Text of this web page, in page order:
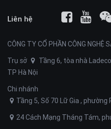
Liên hệ
CÔNG TY CỔ PHẦN CÔNG NGHỆ
Trụ sở
Tầng 6, tòa nhà
TP Hà Nội
Chi nhánh
Tầng 5, Số 70 Lữ Gia , phường
24 Cách Mạng Tháng Tám,